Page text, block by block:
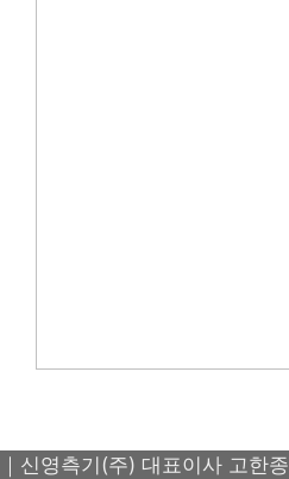
｜신영측기(주) 대표이사 고한종